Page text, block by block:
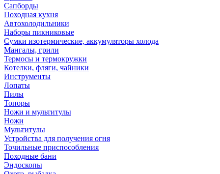
Сапборды
Походная кухня
Автохолодильники
Наборы пикниковые
Сумки изотермические, аккумуляторы холода
Мангалы, грили
Термосы и термокружки
Котелки, фляги, чайники
Инструменты
Лопаты
Пилы
Топоры
Ножи и мультитулы
Ножи
Мультитулы
Устройства для получения огня
Точильные приспособления
Походные бани
Эндоскопы